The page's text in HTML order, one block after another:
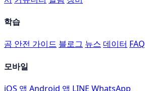
학습
곰 안전 가이드 블로그 뉴스 데이터 FAQ
모바일
iOS 앱 Android 앱 LINE WhatsApp